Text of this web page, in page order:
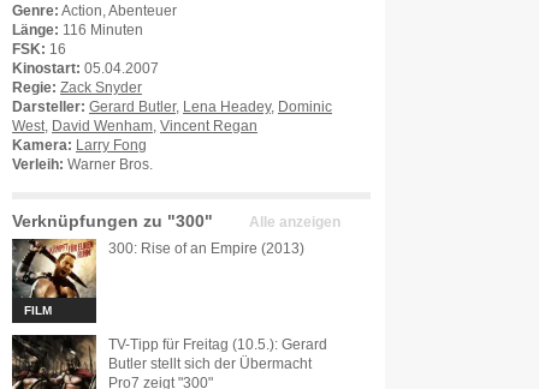
Genre: Action, Abenteuer
Länge: 116 Minuten
FSK: 16
Kinostart: 05.04.2007
Regie: Zack Snyder
Darsteller: Gerard Butler, Lena Headey, Dominic
West
David Wenham Vincent Regan
Kamera:
Larry Fong
Verleih: Warner Bros.
Verknüpfungen zu "300" Alle anzeigen
FILM
300: Rise of an Empire (2013)
TV-Tipp für Freitag (10.5.): Gerard
Butler stellt sich der Übermacht
Pro7 zeigt "300"